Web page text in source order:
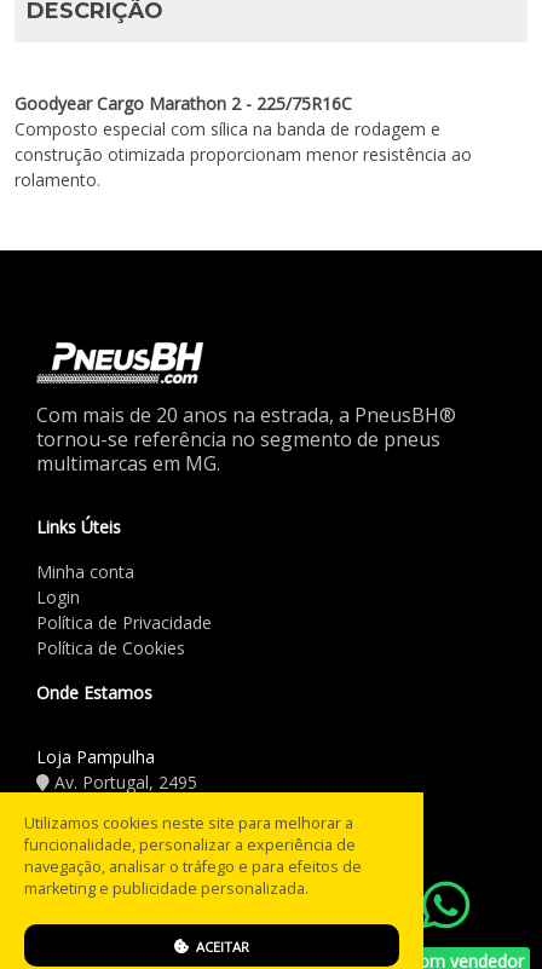
DESCRIÇÃO
Goodyear Cargo Marathon 2 - 225/75R16C
Composto especial com sílica na banda de rodagem e
construção otimizada proporcionam menor resistência ao
rolamento.
Com mais de 20 anos na estrada, a PneusBH®
tornou-se referência no segmento de pneus
multimarcas em MG.
Links Úteis
Minha conta
Login
Política de Privacidade
Política de Cookies
Onde Estamos
Loja Pampulha
Av. Portugal, 2495
Horário de Funcionamento
Seg a Sex: 08:00 às 18:00
Sáb: 08:00 às 12:00
Domingo: Fechado
Utilizamos cookies neste site para melhorar a
funcionalidade, personalizar a experiência de
navegação, analisar o tráfego e para efeitos de
marketing e publicidade personalizada.
ACEITAR
Falar com vendedor